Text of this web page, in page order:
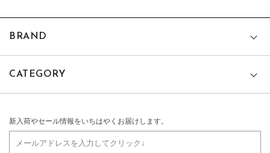
BRAND
CATEGORY
新入荷やセール情報をいちはやくお届けします。